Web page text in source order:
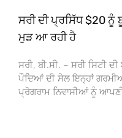
ਸਰੀ ਦੀ ਪ੍ਰਸਿੱਧ $20
ਮੁੜ ਆ ਰਹੀ ਹੈ
ਸਰੀ, ਬੀ.ਸੀ. – ਸਰੀ ਸਿਟੀ
ਪੌਦਿਆਂ ਦੀ ਸੇਲ ਇਨ੍ਹਾਂ
ਪ੍ਰੋਗਰਾਮ ਨਿਵਾਸੀਆਂ ਨੂੰ